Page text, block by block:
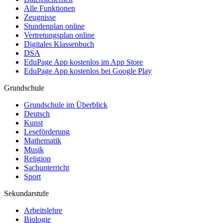
Alle Funktionen
Zeugnisse
Stundenplan online
Vertretungsplan online
Digitales Klassenbuch
DSA
EduPage App kostenlos im App Store
EduPage App kostenlos bei Google Play
Grundschule
Grundschule im Überblick
Deutsch
Kunst
Leseförderung
Mathematik
Musik
Religion
Sachunterricht
Sport
Sekundarstufe
Arbeitslehre
Biologie